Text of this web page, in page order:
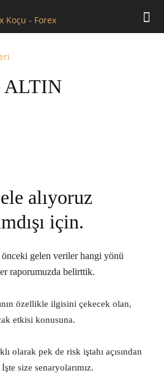
ALTIN
alıyoruz
için.
önceki gelen veriler hangi yönü
raporumuzda belirttik.
özellikle ilgisini çekecek olan,
etkisi konusuna.
olarak pek de risk iştahı açısından
size senaryolarımız.